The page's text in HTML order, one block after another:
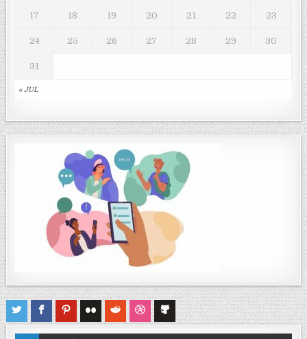
« JUL
17 18 19 20 21 22 23
24 25 26 27 28 29 30
31